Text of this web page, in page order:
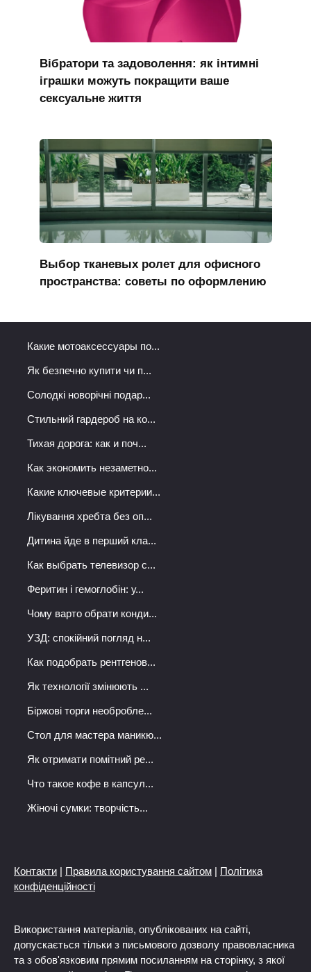
Вібратори та задоволення: як інтимні
іграшки можуть покращити ваше
сексуальне життя
Выбор тканевых ролет для офисного
пространства: советы по оформлению
Какие мотоаксессуары по...
Як безпечно купити чи п...
Солодкі новорічні подар...
Стильний гардероб на ко...
Тихая дорога: как и поч...
Как экономить незаметно...
Какие ключевые критерии...
Лікування хребта без оп...
Дитина йде в перший кла...
Как выбрать телевизор с...
Феритин і гемоглобін: у...
Чому варто обрати конди...
УЗД: спокійний погляд н...
Как подобрать рентгенов...
Як технології змінюють ...
Біржові торги необробле...
Стол для мастера маникю...
Як отримати помітний ре...
Что такое кофе в капсул...
Жіночі сумки: творчість...
Контакти | Правила користування сайтом | Політика
конфіденційності
Використання матеріалів, опублікованих на сайті,
допускається тільки з письмового дозволу правовласника
та з обов'язковим прямим посиланням на сторінку, з якої